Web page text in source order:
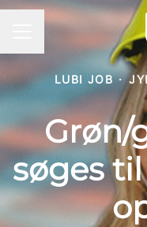
LUBI JOB ·
Grøn/
søges